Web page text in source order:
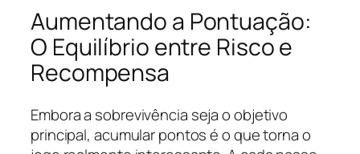
Aumentando a Pontuação:
O Equilíbrio entre Risco e
Recompensa
Embora a sobrevivência seja o objetivo
principal, acumular pontos é o que torna o